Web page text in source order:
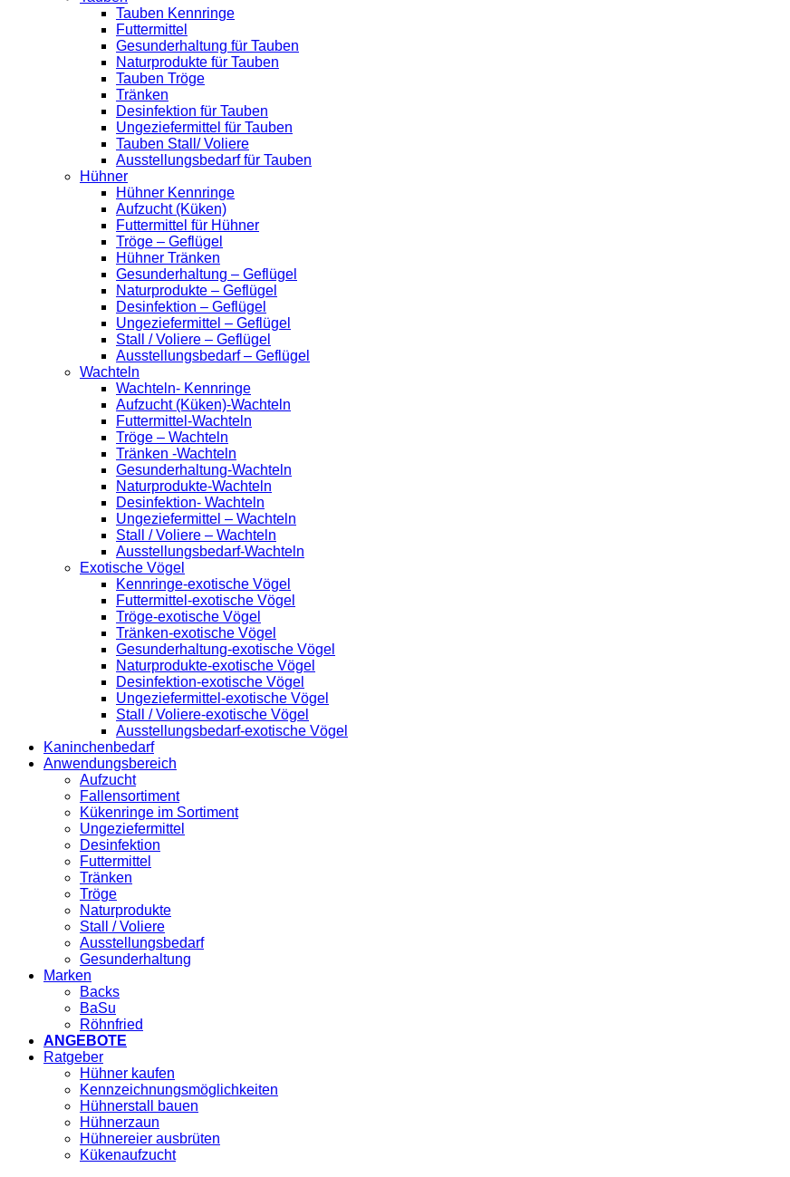
Tauben Kennringe
Futtermittel
Gesunderhaltung für Tauben
Naturprodukte für Tauben
Tauben Tröge
Tränken
Desinfektion für Tauben
Ungeziefermittel für Tauben
Tauben Stall/ Voliere
Ausstellungsbedarf für Tauben
Hühner
Hühner Kennringe
Aufzucht (Küken)
Futtermittel für Hühner
Tröge – Geflügel
Hühner Tränken
Gesunderhaltung – Geflügel
Naturprodukte – Geflügel
Desinfektion – Geflügel
Ungeziefermittel – Geflügel
Stall / Voliere – Geflügel
Ausstellungsbedarf – Geflügel
Wachteln
Wachteln- Kennringe
Aufzucht (Küken)-Wachteln
Futtermittel-Wachteln
Tröge – Wachteln
Tränken -Wachteln
Gesunderhaltung-Wachteln
Naturprodukte-Wachteln
Desinfektion- Wachteln
Ungeziefermittel – Wachteln
Stall / Voliere – Wachteln
Ausstellungsbedarf-Wachteln
Exotische Vögel
Kennringe-exotische Vögel
Futtermittel-exotische Vögel
Tröge-exotische Vögel
Tränken-exotische Vögel
Gesunderhaltung-exotische Vögel
Naturprodukte-exotische Vögel
Desinfektion-exotische Vögel
Ungeziefermittel-exotische Vögel
Stall / Voliere-exotische Vögel
Ausstellungsbedarf-exotische Vögel
Kaninchenbedarf
Anwendungsbereich
Aufzucht
Fallensortiment
Kükenringe im Sortiment
Ungeziefermittel
Desinfektion
Futtermittel
Tränken
Tröge
Naturprodukte
Stall / Voliere
Ausstellungsbedarf
Gesunderhaltung
Marken
Backs
BaSu
Röhnfried
ANGEBOTE
Ratgeber
Hühner kaufen
Kennzeichnungsmöglichkeiten
Hühnerstall bauen
Hühnerzaun
Hühnereier ausbrüten
Kükenaufzucht